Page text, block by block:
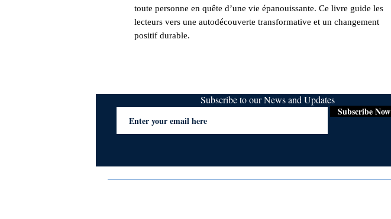
toute personne en quête d’une vie épanouissante. Ce livre guide les
lecteurs vers une autodécouverte transformative et un changement
positif durable.
Subscribe Now
Subscribe to our News and Updates